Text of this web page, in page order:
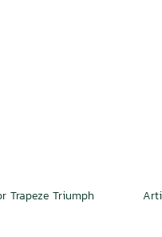
Trapeze Triumph